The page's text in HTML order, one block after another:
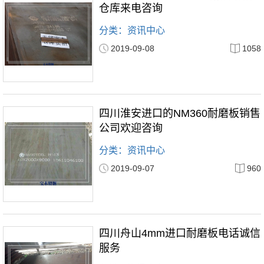
仓库来电咨询
分类：资讯中心
2019-09-08 1058
四川淮安进口的NM360耐磨板销售
公司欢迎咨询
分类：资讯中心
2019-09-07 960
四川舟山4mm进口耐磨板电话诚信
服务